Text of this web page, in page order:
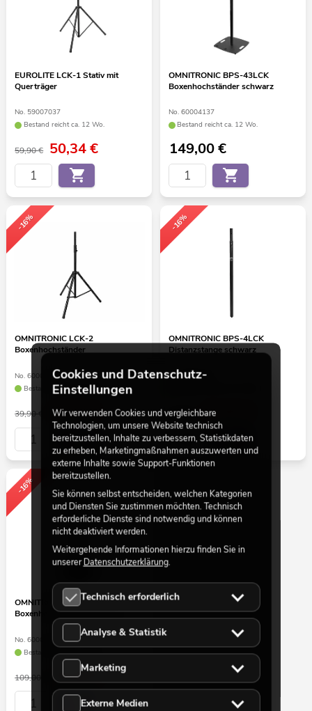
EUROLITE LCK-1 Stativ mit
Querträger
No. 59007037
Bestand reicht ca. 12 Wo.
59,90 € 50,34€
OMNITRONIC BPS-43LCK
Boxenhochständer schwarz
No. 60004137
Bestand reicht ca. 12 Wo.
149,00€
-16%
OMNITRONIC LCK-2
Boxenhochständer
No. 60004186
Bestand reicht ca. 12 Wo.
39,90 € 33,53€
-16%
OMNITRONIC BPS-4LCK
Distanzstange schwarz
No. 60004122
39,90 € 33,53
-16%
OMNITRONIC BPS-42LCK
Boxenhochständer schwarz
No. 60004136
Bestand reicht ca. 12 Wo.
109,00 € 91,60€
Cookies und Datenschutz-
Einstellungen
Wir verwenden Cookies und vergleichbare
Technologien, um unsere Website technisch
bereitzustellen, Inhalte zu verbessern, Statistikdaten
zu erheben, Marketingmaßnahmen auszuwerten und
externe Inhalte sowie Support-Funktionen
bereitzustellen.
Sie können selbst entscheiden, welchen Kategorien
und Diensten Sie zustimmen möchten. Technisch
erforderliche Dienste sind notwendig und können
nicht deaktiviert werden.
Weitergehende Informationen hierzu finden Sie in
unsererDatenschutzerklärung.
Technisch erforderlich
Analyse & Statistik
Marketing
Externe Medien